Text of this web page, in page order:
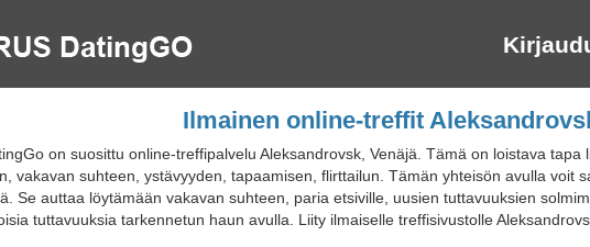
Ilmainen online-treffit
on suosittu online-treffipalvelu Aleksandrovsk, Venäjä. Tämä on loistava
vakavan suhteen, ystävyyden, tapaamisen, flirttailun. Tämän yhteisön avulla voit
Se auttaa löytämään vakavan suhteen, paria etsiville, uusien tuttavuuksien
tuttavuuksia tarkennetun haun avulla. Liity ilmaiselle treffisivustolle